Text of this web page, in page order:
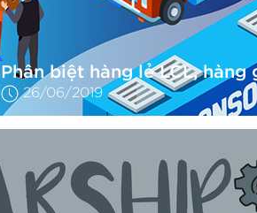
Phân biệt hàng lẻ LCL, hàng
26/06/2019